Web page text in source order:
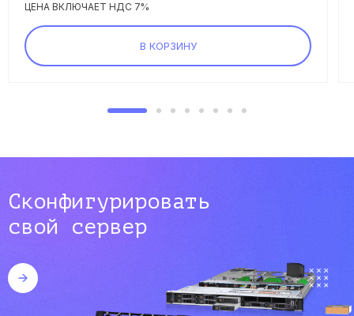
ЦЕНА ВКЛЮЧАЕТ НДС 7%
В КОРЗИНУ
Сконфигурировать
свой сервер